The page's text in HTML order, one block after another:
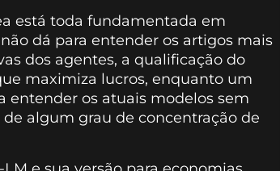
está toda fundamentada em
dá para entender os artigos mais
dos agentes, a qualificação do
maximiza lucros, enquanto um
entender os atuais modelos sem
algum grau de concentração de